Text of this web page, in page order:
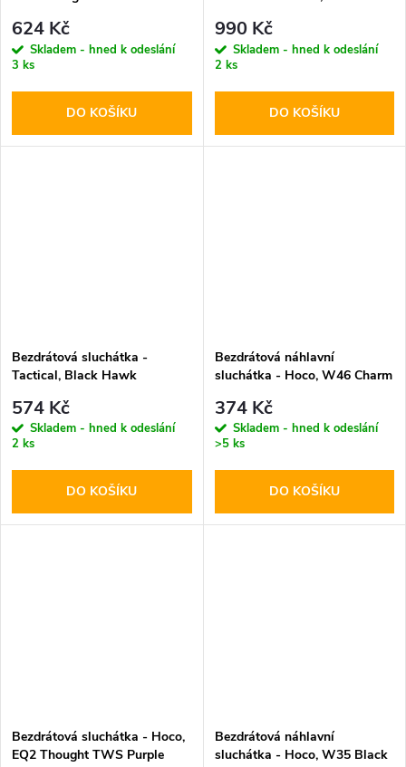
624 Kč
Skladem - hned k odeslání
3 ks
DO KOŠÍKU
990 Kč
Skladem - hned k odeslání
2 ks
DO KOŠÍKU
Bezdrátová sluchátka -
Tactical, Black Hawk
574 Kč
Skladem - hned k odeslání
2 ks
DO KOŠÍKU
Bezdrátová náhlavní
sluchátka - Hoco, W46 Charm
374 Kč
Skladem - hned k odeslání
>5 ks
DO KOŠÍKU
Bezdrátová sluchátka - Hoco,
EQ2 Thought TWS Purple
Bezdrátová náhlavní
sluchátka - Hoco, W35 Black